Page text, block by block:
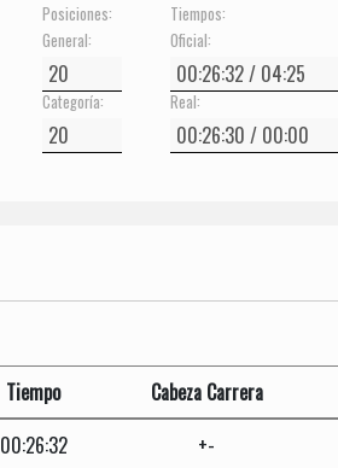
Posiciones:
General:
Categoría:
Tiempos:
Oficial:
Real:
Tiempo Cabeza Carrera
00:26:32 +-